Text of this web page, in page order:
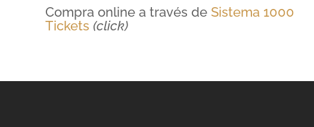
Compra online a través de Sistema 1000
Tickets (click)